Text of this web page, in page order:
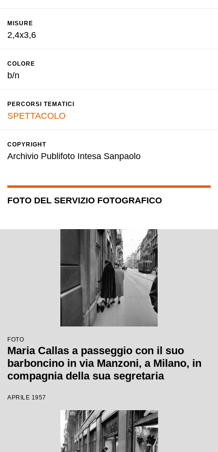
MISURE
2,4x3,6
COLORE
b/n
PERCORSI TEMATICI
SPETTACOLO
COPYRIGHT
Archivio Publifoto Intesa Sanpaolo
FOTO DEL SERVIZIO FOTOGRAFICO
FOTO
Maria Callas a passeggio con il suo
barboncino in via Manzoni, a Milano, in
compagnia della sua segretaria
APRILE 1957